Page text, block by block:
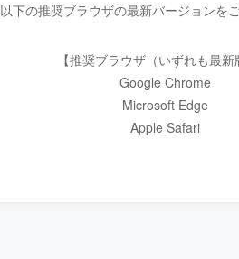
以下の推奨ブラウザの最新バージョンを
【推奨ブラウザ（いずれも最新
Google Chrome
Microsoft Edge
Apple Safari